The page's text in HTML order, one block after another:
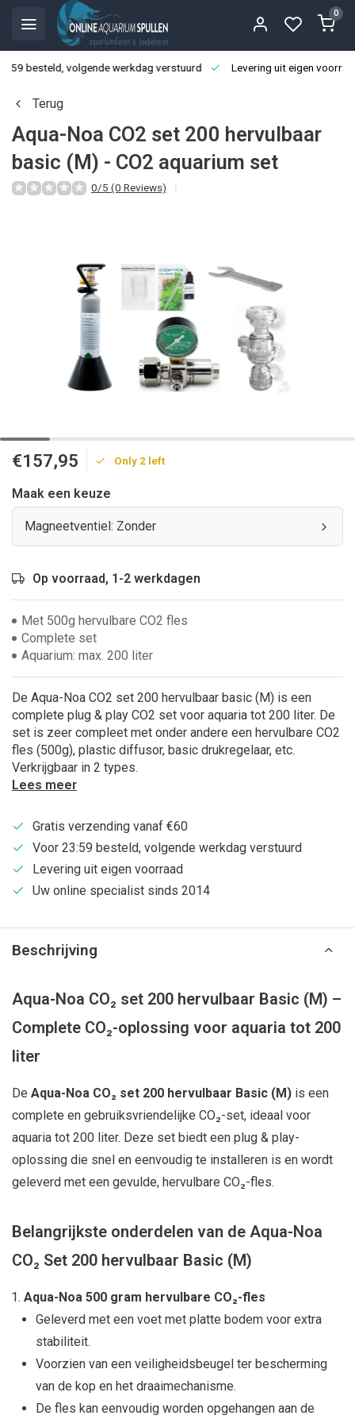
0
besteld, volgende werkdag verstuurd Levering uit eigen
Terug
Aqua-Noa CO2 set 200 hervulbaar
basic (M) - CO2 aquarium set
0/5 (0 Reviews)
€157,95 Only 2 left
Maak een keuze
Magneetventiel: Zonder
Op voorraad, 1-2 werkdagen
Met 500g hervulbare CO2 fles
Complete set
Aquarium: max. 200 liter
De Aqua-Noa CO2 set 200 hervulbaar basic (M) is een
complete plug & play CO2 set voor aquaria tot 200 liter. De
set is zeer compleet met onder andere een hervulbare CO2
fles (500g), plastic diffusor, basic drukregelaar, etc.
Verkrijgbaar in 2 types.
Lees meer
Gratis verzending vanaf €60
Voor 23:59 besteld, volgende werkdag verstuurd
Levering uit eigen voorraad
Uw online specialist sinds 2014
Beschrijving
Aqua-Noa CO₂ set 200 hervulbaar Basic (M) –
Complete CO₂-oplossing voor aquaria tot 200
liter
De Aqua-Noa CO₂ set 200 hervulbaar Basic (M) is een
complete en gebruiksvriendelijke CO₂-set, ideaal voor
aquaria tot 200 liter. Deze set biedt een plug & play-
oplossing die snel en eenvoudig te installeren is en wordt
geleverd met een gevulde, hervulbare CO₂-fles.
Belangrijkste onderdelen van de Aqua-Noa
CO₂ Set 200 hervulbaar Basic (M)
Aqua-Noa 500 gram hervulbare CO₂-fles
Geleverd met een voet met platte bodem voor extra
stabiliteit.
Voorzien van een veiligheidsbeugel ter bescherming
van de kop en het draaimechanisme.
De fles kan eenvoudig worden opgehangen aan de